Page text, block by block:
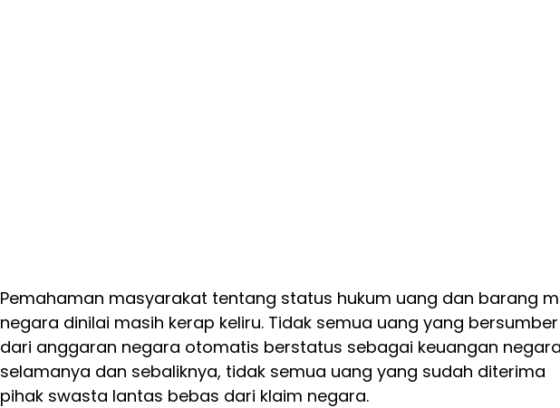
Pemahaman masyarakat tentang status hukum uang dan barang
negara dinilai masih kerap keliru. Tidak semua uang yang bersumber
dari anggaran negara otomatis berstatus sebagai keuangan
selamanya dan sebaliknya, tidak semua uang yang sudah diterima
pihak swasta lantas bebas dari klaim negara.